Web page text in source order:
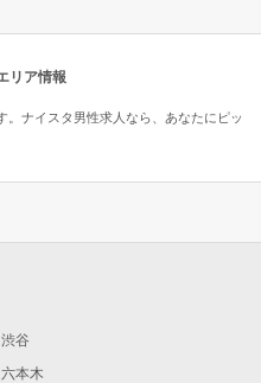
リア情報
ナイスタ男性求人なら、あなたにピッ
渋谷
六本木